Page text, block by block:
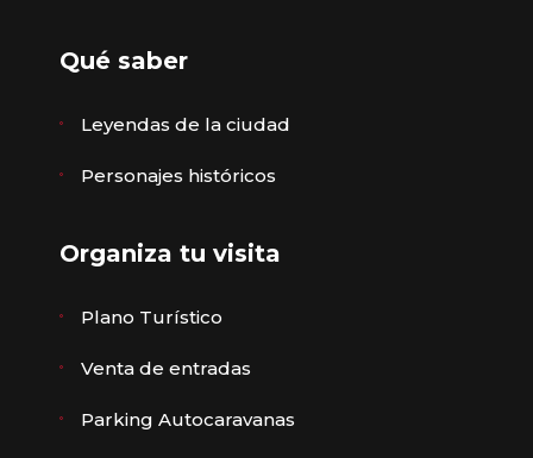
Qué saber
Leyendas de la ciudad
Personajes históricos
Organiza tu visita
Plano Turístico
Venta de entradas
Parking Autocaravanas